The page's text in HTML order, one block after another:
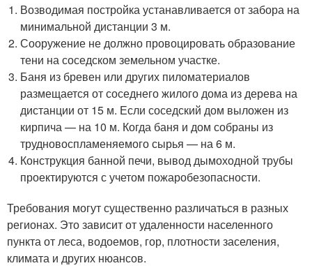
Возводимая постройка устанавливается от забора на
минимальной дистанции 3 м.
Сооружение не должно провоцировать образование
тени на соседском земельном участке.
Баня из бревен или других пиломатериалов
размещается от соседнего жилого дома из дерева на
дистанции от 15 м. Если соседский дом выложен из
кирпича — на 10 м. Когда баня и дом собраны из
трудновоспламеняемого сырья — на 6 м.
Конструкция банной печи, вывод дымоходной трубы
проектируются с учетом пожаробезопасности.
Требования могут существенно различаться в разных
регионах. Это зависит от удаленности населенного
пункта от леса, водоемов, гор, плотности заселения,
климата и других нюансов.